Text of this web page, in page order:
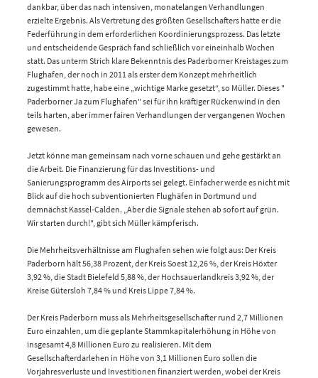
dankbar, über das nach intensiven, monatelangen Verhandlungen
erzielte Ergebnis. Als Vertretung des größten Gesellschafters hatte er die
Federführung in dem erforderlichen Koordinierungsprozess. Das letzte
und entscheidende Gespräch fand schließlich vor eineinhalb Wochen
statt. Das unterm Strich klare Bekenntnis des Paderborner Kreistages zum
Flughafen, der noch in 2011 als erster dem Konzept mehrheitlich
zugestimmt hatte, habe eine „wichtige Marke gesetzt“, so Müller. Dieses "
Paderborner Ja zum Flughafen" sei für ihn kräftiger Rückenwind in den
teils harten, aber immer fairen Verhandlungen der vergangenen Wochen
gewesen.
Jetzt könne man gemeinsam nach vorne schauen und gehe gestärkt an
die Arbeit. Die Finanzierung für das Investitions- und
Sanierungsprogramm des Airports sei gelegt. Einfacher werde es nicht mit
Blick auf die hoch subventionierten Flughäfen in Dortmund und
demnächst Kassel-Calden. „Aber die Signale stehen ab sofort auf grün.
Wir starten durch!", gibt sich Müller kämpferisch.
Die Mehrheitsverhältnisse am Flughafen sehen wie folgt aus: Der Kreis
Paderborn hält 56,38 Prozent, der Kreis Soest 12,26 %, der Kreis Höxter
3,92 %, die Stadt Bielefeld 5,88 %, der Hochsauerlandkreis 3,92 %, der
Kreise Gütersloh 7,84 % und Kreis Lippe 7,84 %.
Der Kreis Paderborn muss als Mehrheitsgesellschafter rund 2,7 Millionen
Euro einzahlen, um die geplante Stammkapitalerhöhung in Höhe von
insgesamt 4,8 Millionen Euro zu realisieren. Mit dem
Gesellschafterdarlehen in Höhe von 3,1 Millionen Euro sollen die
Vorjahresverluste und Investitionen finanziert werden, wobei der Kreis